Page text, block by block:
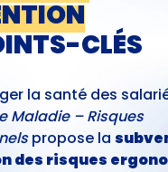
CLÉS
la santé des
Maladie – Risques
propose la
des risques